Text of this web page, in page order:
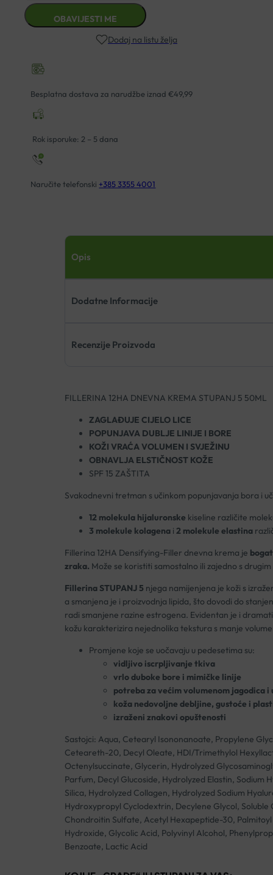
Dodaj na listu želja
Besplatna dostava za narudžbe iznad €49,99
Rok isporuke: 2 – 5 dana
Naručite telefonski +385 3355 4001
Opis
Dodatne Informacije
Recenzije Proizvoda
FILLERINA 12HA DNEVNA KREMA STUPANJ 5 50ML
ZAGLAĐUJE CIJELO LICE
POPUNJAVA DUBLJE LINIJE I BORE
KOŽI VRAĆA VOLUMEN I SVJEŽINU
OBNAVLJA ELSTIČNOST KOŽE
SPF 15 ZAŠTITA
Svakodnevni tretman s učinkom popunjavanja bora i
12 molekula hijaluronske kiseline različite
3 molekule kolagenai 2 molekule elastina
Fillerina 12HA Densifying-Filler dnevna krema je
zraka. Može se koristiti samostalno ili zajedno s
Fillerina STUPANJ 5 njega namijenjena je koži s
a smanjena je i proizvodnja lipida, što dovodi do
radi smanjene razine estrogena. Evidentan je i
kožu karakterizira nejednolika tekstura s manje
Promjene koje se uočavaju u pedesetima su:
vidljivo iscrpljivanje tkiva
vrlo duboke bore i mimičke linije
potreba za većim volumenom jagodica i
koža nedovoljne debljine, gustoće i
izraženi znakovi opuštenosti
Sastojci: Aqua, Cetearyl Isononanoate, Propylene
Ceteareth-20, Decyl Oleate, HDI/Trimethylol
Octenylsuccinate, Glycerin, Hydrolyzed
Parfum, Decyl Glucoside, Hydrolyzed Elastin,
Silica, Hydrolyzed Collagen, Hydrolyzed Sodium
Hydroxypropyl Cyclodextrin, Decylene Glycol,
Chondroitin Sulfate, Acetyl Hexapeptide-30,
Hydroxide, Glycolic Acid, Polyvinyl Alcohol,
Benzoate, Lactic Acid